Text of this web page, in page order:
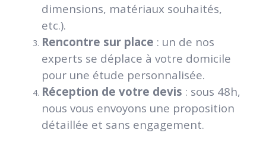
dimensions, matériaux souhaités,
etc.).
Rencontre sur place : un de nos
experts se déplace à votre domicile
pour une étude personnalisée.
Réception de votre devis : sous 48h,
nous vous envoyons une proposition
détaillée et sans engagement.